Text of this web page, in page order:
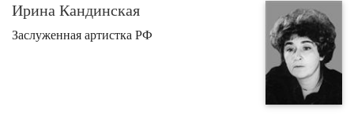
Ирина Кандинская
Заслуженная артистка РФ